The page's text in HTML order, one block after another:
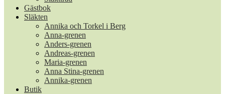
Gästbok
Släkten
Annika och Torkel i Berg
Anna-grenen
Anders-grenen
Andreas-grenen
Maria-grenen
Anna Stina-grenen
Annika-grenen
Butik